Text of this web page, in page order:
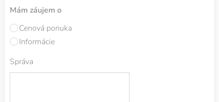
Mám záujem o
Cenová ponuka
Informácie
Správa